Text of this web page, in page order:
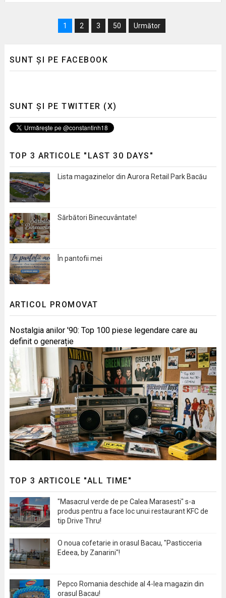
1 2 3 50 Următor
SUNT ȘI PE FACEBOOK
SUNT ȘI PE TWITTER (X)
TOP 3 ARTICOLE "LAST 30 DAYS"
Lista magazinelor din Aurora Retail Park Bacău
Sărbători Binecuvântate!
În pantofii mei
ARTICOL PROMOVAT
Nostalgia anilor '90: Top 100 piese legendare care au
definit o generație
TOP 3 ARTICOLE "ALL TIME"
"Masacrul verde de pe Calea Marasesti" s-a
produs pentru a face loc unui restaurant KFC de
tip Drive Thru!
O noua cofetarie in orasul Bacau, "Pasticceria
Edeea, by Zanarini"!
Pepco Romania deschide al 4-lea magazin din
orasul Bacau!